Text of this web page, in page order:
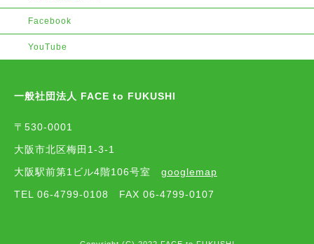
一般社団法人 FACE to FUKUSHI
〒530-0001
大阪市北区梅田1-3-1
大阪駅前第1ビル4階106号室 googlemap
TEL 06-4799-0108
FAX 06-4799-0107
Facebook
YouTube